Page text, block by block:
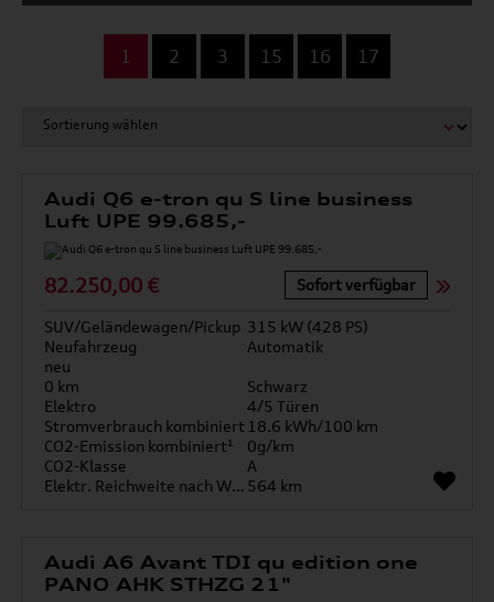
1 2 3 15 16 17
Audi Q6 e-tron qu S line business
Luft UPE 99.685,-
82.250,00 € Sofort verfügbar
SUV/Geländewagen/Pickup 315 kW (428 PS)
Neufahrzeug
Automatik
neu
0 km
Schwarz
Elektro
4/5 Türen
Stromverbrauch kombiniert 18.6 kWh/100 km
CO2-Emission kombiniert¹
0g/km
CO2-Klasse
A
Elektr. Reichweite nach WLTP* 564 km
Audi A6 Avant TDI qu edition one
PANO AHK STHZG 21"